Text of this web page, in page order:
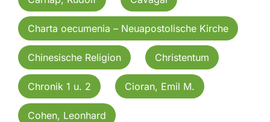
Charta oecumenia – Neuapostolische Kirche
Chinesische Religion Christentum
Chronik 1 u. 2 Cioran, Emil M.
Cohen, Leonhard